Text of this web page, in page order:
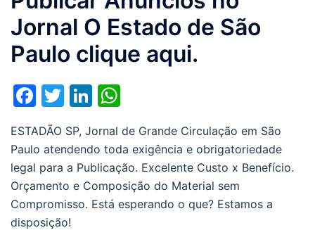
Jornal O Estado de São
Paulo clique aqui.
Facebook
TwitterLinkedIn
ESTADÃO SP, Jornal de Grande Circulação em São
Paulo atendendo toda exigência e obrigatoriedade
legal para a Publicação. Excelente Custo x Benefício.
Orçamento e Composição do Material sem
Compromisso. Está esperando o que? Estamos a
disposição!